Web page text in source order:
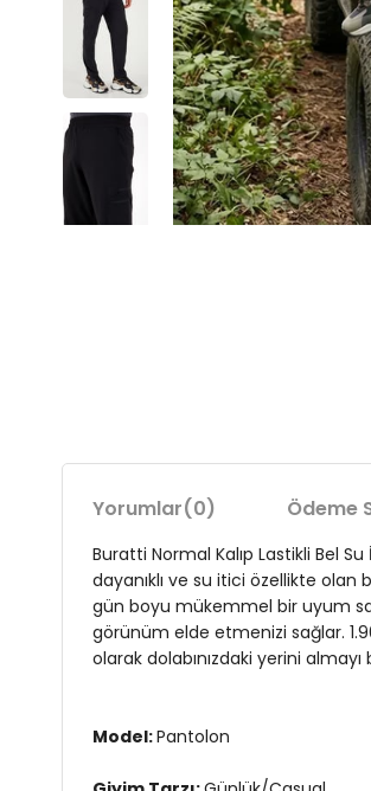
Yorumlar(0) Ödeme
Buratti Normal Kalıp Lastikli Bel
dayanıklı ve su itici özellikte olan
gün boyu mükemmel bir uyum
görünüm elde etmenizi sağlar.
olarak dolabınızdaki yerini almayı
Model:Pantolon